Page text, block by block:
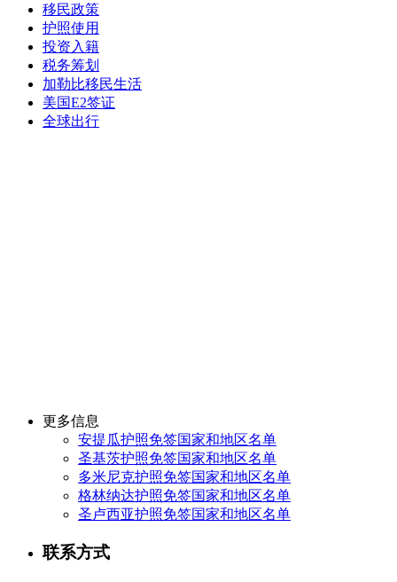
移民政策
护照使用
投资入籍
税务筹划
加勒比移民生活
美国E2签证
全球出行
更多信息
安提瓜护照免签国家和地区名单
圣基茨护照免签国家和地区名单
多米尼克护照免签国家和地区名单
格林纳达护照免签国家和地区名单
圣卢西亚护照免签国家和地区名单
联系方式